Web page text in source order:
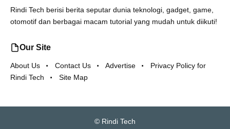
Rindi Tech berisi berita seputar dunia teknologi, gadget, game,
otomotif dan berbagai macam tutorial yang mudah untuk diikuti!
Our Site
About Us Contact Us Advertise
Privacy Policy for
Rindi Tech
Site Map
© Rindi Tech